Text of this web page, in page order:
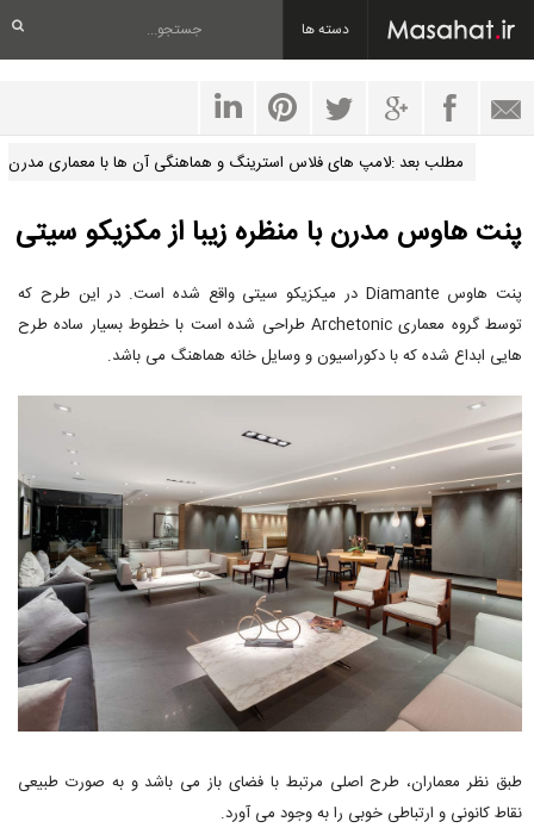
دسته ها
مطلب بعد :لامپ های فلاس استرینگ و هماهنگی آن ها با معماری مدرن
پنت هاوس مدرن با منظره زیبا از مکزیکو سیتی
پنت هاوس Diamante در میکزیکو سیتی واقع شده است. در این طرح که
توسط گروه معماری Archetonic طراحی شده است با خطوط بسیار ساده طرح
هایی ابداع شده که با دکوراسیون و وسایل خانه هماهنگ می باشد.
طبق نظر معماران، طرح اصلی مرتبط با فضای باز می باشد و به صورت طبیعی
نقاط کانونی و ارتباطی خوبی را به وجود می آورد.